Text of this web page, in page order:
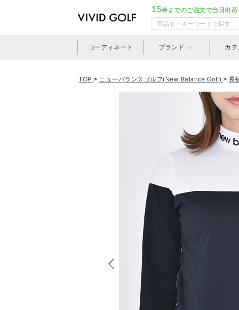
15時までのご注文で当日出荷
コーディネート ブランド カテ
TOP > ニューバランスゴルフ(New Balance Golf) > 長